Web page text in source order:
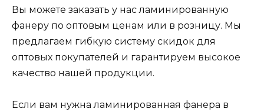
Вы можете заказать у нас ламинированную
фанеру по оптовым ценам или в розницу. Мы
предлагаем гибкую систему скидок для
оптовых покупателей и гарантируем высокое
качество нашей продукции.
Если вам нужна ламинированная фанера в